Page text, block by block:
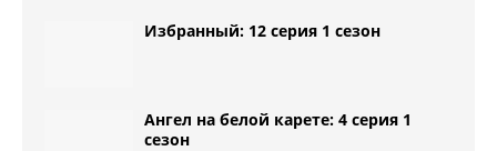
Избранный: 12 серия 1 сезон
Ангел на белой карете: 4 серия 1
сезон